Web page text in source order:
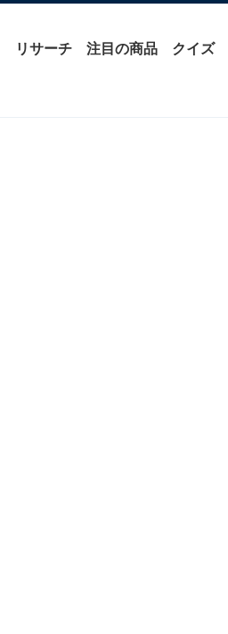
リサーチ 注目の商品 クイズ